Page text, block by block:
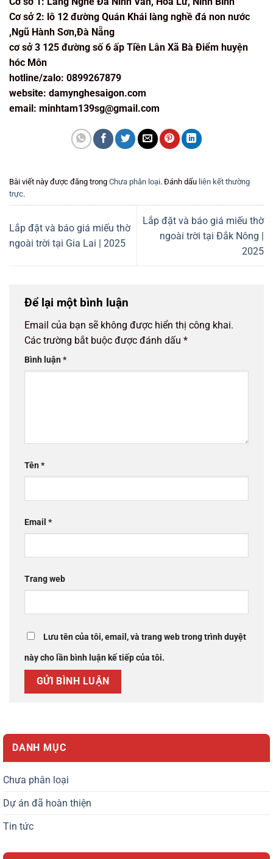
DANH MỤC
Chưa phân loại
Dự án đã hoàn thiện
Tin tức
Cơ sở 2: lô 12 đường Quán Khái làng nghề đá non nước
,Ngũ Hành Sơn,Đà Nẵng
cơ sở 3 125 đường số 6 ấp Tiền Lân Xã Bà Điểm huyện
hóc Môn
hotline/zalo: 0899267879
website: damynghesaigon.com
email: minhtam139sg@gmail.com
Bài viết này được đăng trong Chưa phân loại. Đánh dấu liên kết thường
trực.
Lắp đặt và báo giá miếu thờ
ngoài trời tại Gia Lai | 2025
Lắp đặt và báo giá miếu thờ
ngoài trời tại Đắk Nông |
2025
Để lại một bình luận
Email của bạn sẽ không được hiển thị công khai.
Các trường bắt buộc được đánh dấu *
Bình luận*
Tên*
Email *
Trang web
Lưu tên của tôi, email, và trang web trong trình duyệt
này cho lần bình luận kế tiếp của tôi.